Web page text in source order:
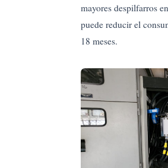
mayores despilfarros
puede reducir el
18 meses.